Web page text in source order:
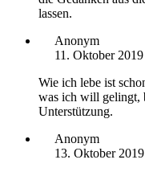
lassen.
Anonym
11. Oktober
Wie ich lebe ist
was ich will gelingt,
Unterstützung.
Anonym
13. Oktober